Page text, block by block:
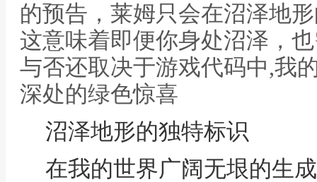
的预告，莱姆只会在沼泽地
这意味着即便你身处沼泽，
与否还取决于游戏代码中,我
深处的绿色惊喜
沼泽地形的独特标识
在我的世界广阔无垠的生